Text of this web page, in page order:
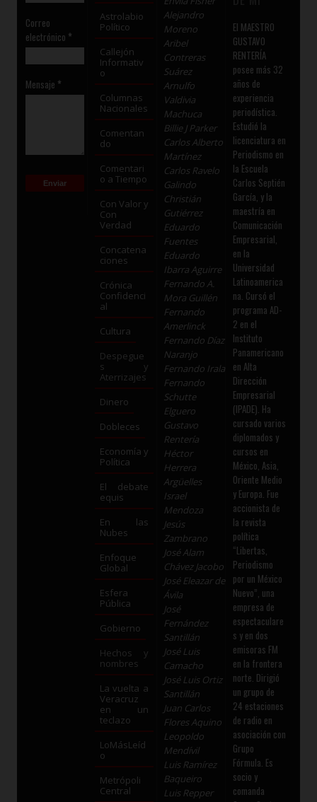
Correo
electrónico *
Mensaje *
Astrolabio
Político
Callejón
Informativ
o
Columnas
Nacionales
Comentan
do
Comentari
o a Tiempo
Con Valor y
Con
Verdad
Concatena
ciones
Crónica
Confidenci
al
Cultura
Despegue
s y
Aterrizajes
Dinero
Dobleces
Economía y
Política
El debate
equis
En las
Nubes
Enfoque
Global
Esfera
Pública
Gobierno
Hechos y
nombres
La vuelta a
Veracruz
en un
teclazo
LoMásLeíd
o
Metrópoli
Central
Alejandro
Moreno
Aribel
Contreras
Suárez
Arnulfo
Valdivia
Machuca
Billie J Parker
Carlos Alberto
Martínez
Carlos Ravelo
Galindo
Christián
Gutiérrez
Eduardo
Fuentes
Eduardo
Ibarra Aguirre
Fernando A.
Mora Guillén
Fernando
Amerlinck
Fernando Díaz
Naranjo
Fernando Irala
Fernando
Schutte
Elguero
Gustavo
Rentería
Héctor
Herrera
Argüelles
Israel
Mendoza
Jesús
Zambrano
José Alam
Chávez Jacobo
José Eleazar de
Ávila
José
Fernández
Santillán
José Luis
Camacho
José Luis Ortiz
Santillán
Juan Carlos
Flores Aquino
Leopoldo
Mendívil
Luis Ramírez
Baqueiro
Luis Repper
El MAESTRO
GUSTAVO
RENTERÍA
posee más 32
años de
experiencia
periodística.
Estudió la
licenciatura en
Periodismo en
la Escuela
Carlos Septién
García, y la
maestría en
Comunicación
Empresarial,
en la
Universidad
Latinoamerica
na. Cursó el
programa AD-
2 en el
Instituto
Panamericano
en Alta
Dirección
Empresarial
(IPADE). Ha
cursado varios
diplomados y
cursos en
México, Asia,
Oriente Medio
y Europa. Fue
accionista de
la revista
política
“Libertas,
Periodismo
por un México
Nuevo”, una
empresa de
espectaculare
s y en dos
emisoras FM
en la frontera
norte. Dirigió
un grupo de
24 estaciones
de radio en
asociación con
Grupo
Fórmula. Es
socio y
comanda